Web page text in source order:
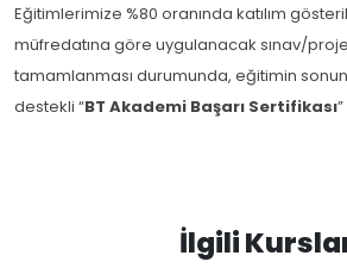
Eğitimlerimize %80 oranında katılım
müfredatına göre uygulanacak sınav/
tamamlanması durumunda, eğitimin
destekli “BT Akademi Başarı Sertifikası
İlgili